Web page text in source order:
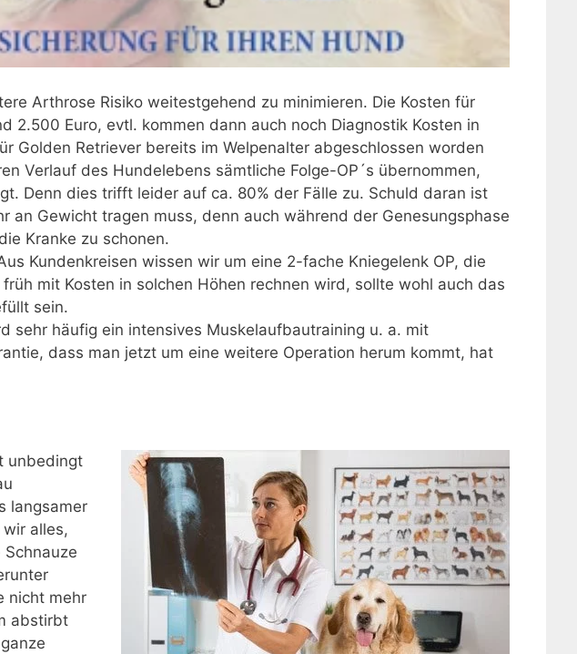
Arthrose Risiko weitestgehend zu minimieren. Die Kosten für
2.500 Euro, evtl. kommen dann auch noch Diagnostik Kosten in
Golden Retriever bereits im Welpenalter abgeschlossen worden
Verlauf des Hundelebens sämtliche Folge-OP´s übernommen,
Denn dies trifft leider auf ca. 80% der Fälle zu. Schuld daran ist
Gewicht tragen muss, denn auch während der Genesungsphase
Kranke zu schonen.
Kundenkreisen wissen wir um eine 2-fache Kniegelenk OP, die
mit Kosten in solchen Höhen rechnen wird, sollte wohl auch das
sein.
sehr häufig ein intensives Muskelaufbautraining u. a. mit
dass man jetzt um eine weitere Operation herum kommt, hat
unbedingt
langsamer
alles,
nicht mehr
abstirbt